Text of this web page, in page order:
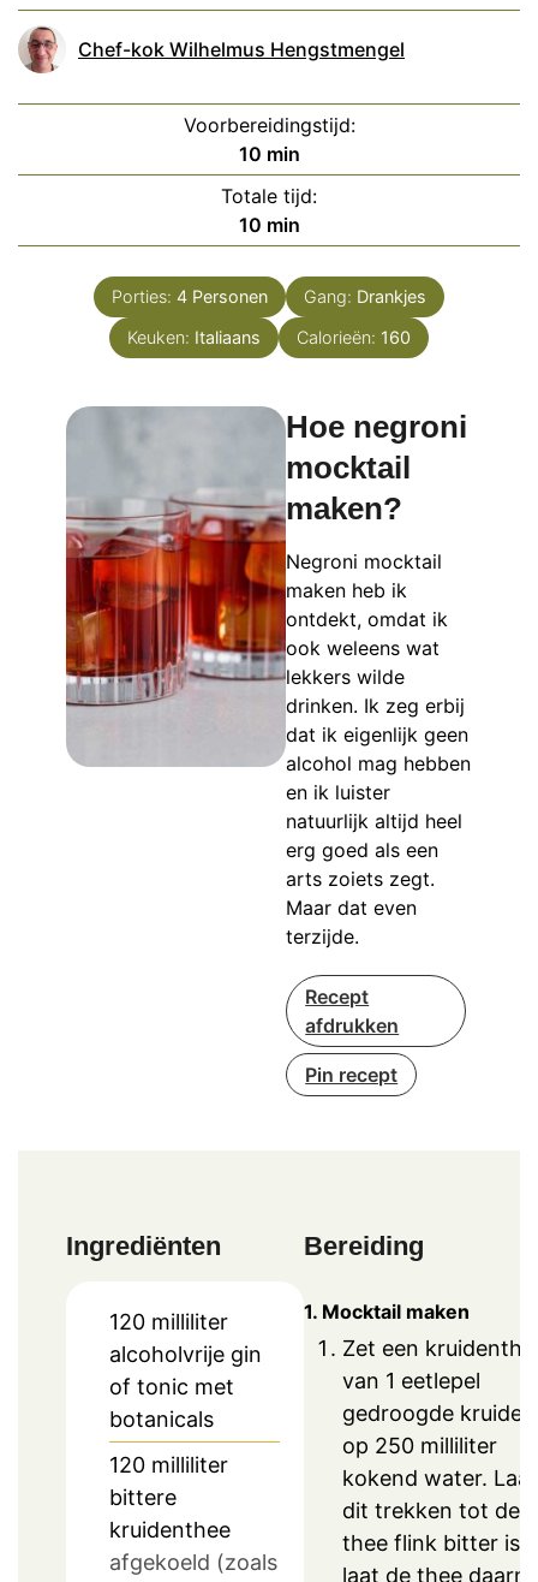
Chef-kok Wilhelmus Hengstmengel
Voorbereidingstijd:
10minuten
min
Totale tijd:
10minuten
min
Porties: 4 Personen Gang: Drankjes
Keuken: Italiaans Calorieën: 160
Hoe negroni
mocktail
maken?
Negroni mocktail
maken heb ik
ontdekt, omdat ik
ook weleens wat
lekkers wilde
drinken. Ik zeg erbij
dat ik eigenlijk geen
alcohol mag hebben
en ik luister
natuurlijk altijd heel
erg goed als een
arts zoiets zegt.
Maar dat even
terzijde.
Recept
afdrukken
Pin recept
Ingrediënten
120 milliliter
alcoholvrije gin
of tonic met
botanicals
120 milliliter
bittere
kruidenthee
afgekoeld (zoals
Bereiding
1. Mocktail maken
Zet een
van 1 eetlepel
gedroogde kruiden
op 250 milliliter
kokend water. Laat
dit trekken tot de
thee flink bitter is
laat de thee daarna